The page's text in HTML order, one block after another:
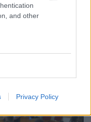
and other
Privacy Policy